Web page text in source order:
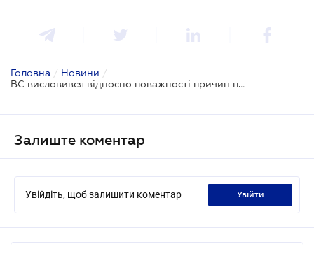
Головна / Новини /
ВС висловився відносно поважності причин пропуску строку для прийняття спадщини
Залиште коментар
Увійдіть, щоб залишити коментар увійти